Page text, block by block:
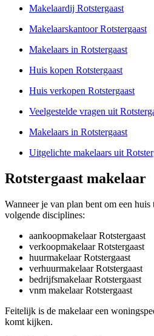
Makelaardij Rotstergaast
Makelaarskantoor Rotstergaast
Makelaars in Rotstergaast
Huis kopen Rotstergaast
Huis verkopen Rotstergaast
Veelgestelde vragen uit
Makelaars in Rotstergaast
Uitgelichte makelaars uit
Rotstergaast makelaar
Wanneer je van plan bent om een
volgende disciplines:
aankoopmakelaar Rotstergaast
verkoopmakelaar Rotstergaast
huurmakelaar Rotstergaast
verhuurmakelaar Rotstergaast
bedrijfsmakelaar Rotstergaast
vnm makelaar Rotstergaast
Feitelijk is de makelaar een
komt kijken.